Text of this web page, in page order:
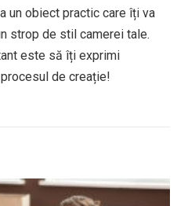
un obiect practic care îți va
strop de stil camerei tale.
este să îți exprimi
de creație!